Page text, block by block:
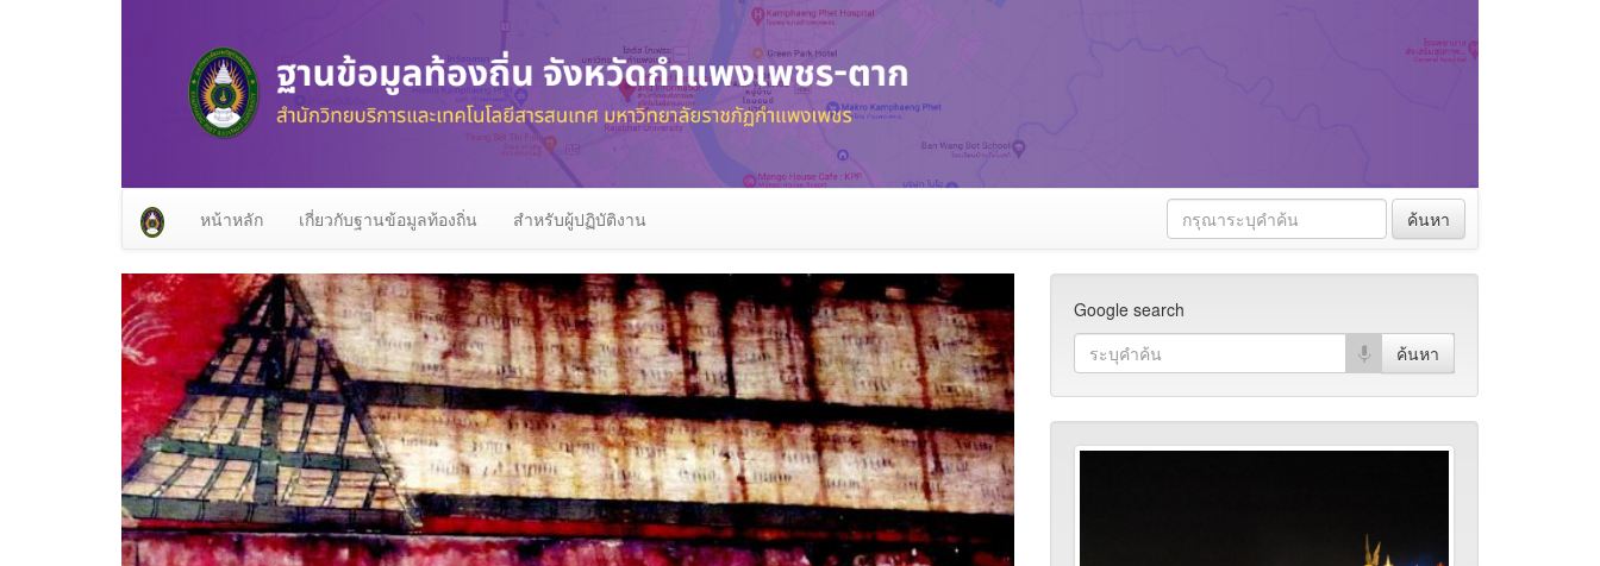
หน้าหลัก เกี่ยวกับฐานข้อมูลท้องถิ่น สำหรับผู้ปฏิบัติงาน ค้นหา
Google search